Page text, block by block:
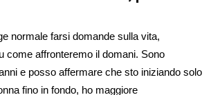
normale farsi domande sulla vita,
come affronteremo il domani. Sono
e posso affermare che sto iniziando solo
fino in fondo, ho maggiore